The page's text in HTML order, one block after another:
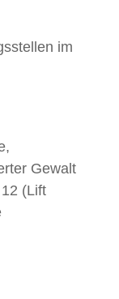
im
Gewalt
(Lift